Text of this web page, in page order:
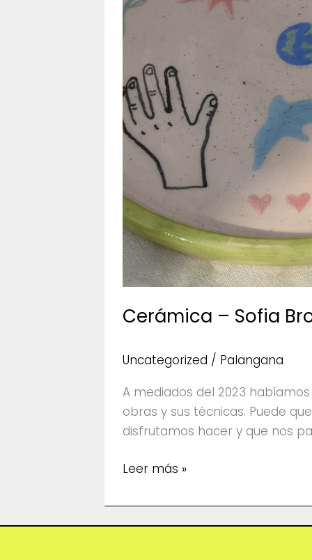
Cerámica – Sofia
Uncategorized / Palangana
A mediados del 2023
obras y sus técnicas. Puede
disfrutamos hacer y que nos
Cerámica
Sofia
Brotecito
Leer más »